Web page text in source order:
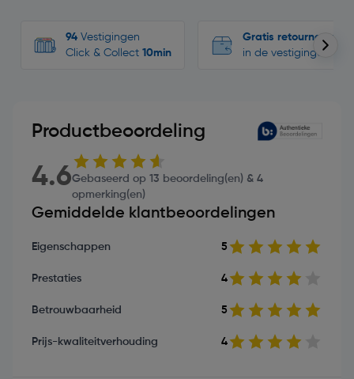
94 Vestigingen
Click & Collect 10min
Gratis retourneren
in de vestigingen
Productbeoordeling
4.6Gebaseerd op 13 beoordeling(en) & 4
opmerking(en)
Gemiddelde klantbeoordelingen
Eigenschappen 5
Prestaties 4
Betrouwbaarheid 5
Prijs-kwaliteitverhouding 4